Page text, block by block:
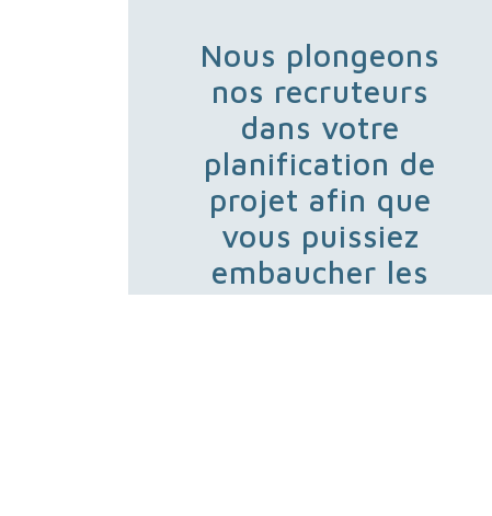
Nous plongeons
nos recruteurs
dans votre
planification de
projet afin que
vous puissiez
embaucher les